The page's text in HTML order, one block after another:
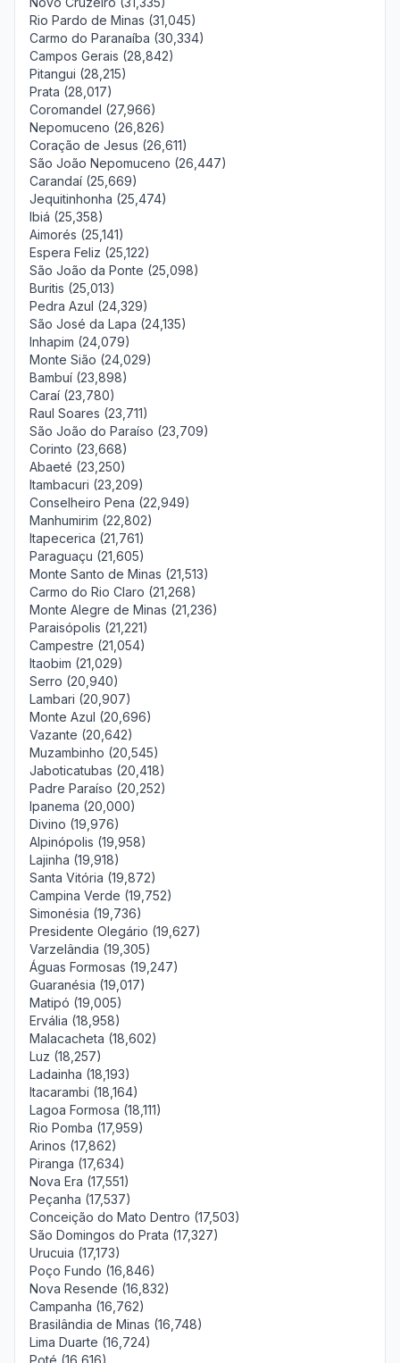
Rio Pardo de Minas (31,045)
Carmo do Paranaíba (30,334)
Campos Gerais (28,842)
Pitangui (28,215)
Prata (28,017)
Coromandel (27,966)
Nepomuceno (26,826)
Coração de Jesus (26,611)
São João Nepomuceno (26,447)
Carandaí (25,669)
Jequitinhonha (25,474)
Ibiá (25,358)
Aimorés (25,141)
Espera Feliz (25,122)
São João da Ponte (25,098)
Buritis (25,013)
Pedra Azul (24,329)
São José da Lapa (24,135)
Inhapim (24,079)
Monte Sião (24,029)
Bambuí (23,898)
Caraí (23,780)
Raul Soares (23,711)
São João do Paraíso (23,709)
Corinto (23,668)
Abaeté (23,250)
Itambacuri (23,209)
Conselheiro Pena (22,949)
Manhumirim (22,802)
Itapecerica (21,761)
Paraguaçu (21,605)
Monte Santo de Minas (21,513)
Carmo do Rio Claro (21,268)
Monte Alegre de Minas (21,236)
Paraisópolis (21,221)
Campestre (21,054)
Itaobim (21,029)
Serro (20,940)
Lambari (20,907)
Monte Azul (20,696)
Vazante (20,642)
Muzambinho (20,545)
Jaboticatubas (20,418)
Padre Paraíso (20,252)
Ipanema (20,000)
Divino (19,976)
Alpinópolis (19,958)
Lajinha (19,918)
Santa Vitória (19,872)
Campina Verde (19,752)
Simonésia (19,736)
Presidente Olegário (19,627)
Varzelândia (19,305)
Águas Formosas (19,247)
Guaranésia (19,017)
Matipó (19,005)
Ervália (18,958)
Malacacheta (18,602)
Luz (18,257)
Ladainha (18,193)
Itacarambi (18,164)
Lagoa Formosa (18,111)
Rio Pomba (17,959)
Arinos (17,862)
Piranga (17,634)
Nova Era (17,551)
Peçanha (17,537)
Conceição do Mato Dentro (17,503)
São Domingos do Prata (17,327)
Urucuia (17,173)
Poço Fundo (16,846)
Nova Resende (16,832)
Campanha (16,762)
Brasilândia de Minas (16,748)
Lima Duarte (16,724)
Poté (16,616)